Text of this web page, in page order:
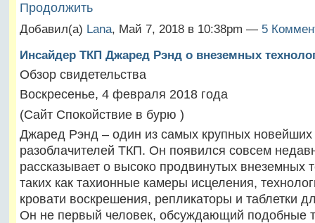
Продолжить
Добавил(а) Lana, Май 7, 2018 в 10:38pm — 5
Инсайдер ТКП Джаред Рэнд о внеземных
Обзор свидетельства
Воскресенье, 4 февраля 2018 года
(Сайт Спокойствие в бурю )
Джаред Рэнд – один из самых крупных новейших
разоблачителей ТКП. Он появился совсем
рассказывает о высоко продвинутых внеземных
таких как тахионные камеры исцеления,
кровати воскрешения, репликаторы и таблетки
Он не первый человек, обсуждающий подобные